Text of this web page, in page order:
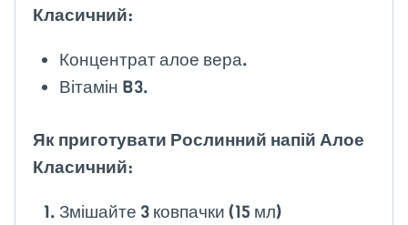
Класичний:
Концентрат алое вера.
Вітамін B3.
Як приготувати Рослинний напій Алое
Класичний:
Змішайте 3 ковпачки (15 мл)